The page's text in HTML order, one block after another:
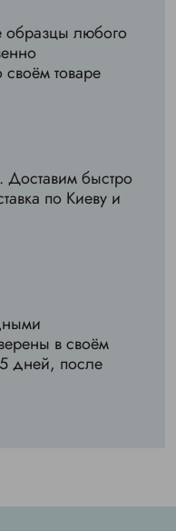
образцы любого
товаре
Доставим быстро
по Киеву и
в своём
дней, после